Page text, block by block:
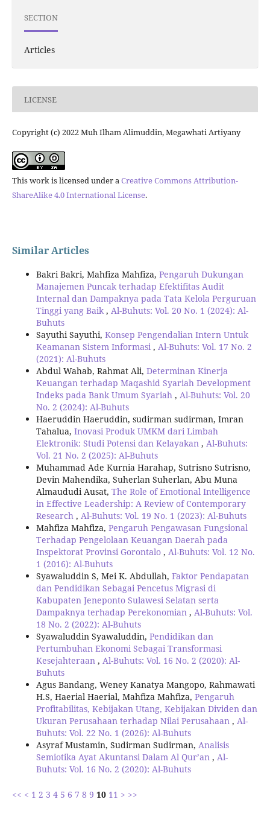
SECTION
Articles
LICENSE
Copyright (c) 2022 Muh Ilham Alimuddin, Megawhati Artiyany
This work is licensed under a Creative Commons Attribution-
ShareAlike 4.0 International License.
Similar Articles
Bakri Bakri, Mahfiza Mahfiza, Pengaruh Dukungan
Manajemen Puncak terhadap Efektifitas Audit
Internal dan Dampaknya pada Tata Kelola Perguruan
Tinggi yang Baik , Al-Buhuts: Vol. 20 No. 1 (2024): Al-
Buhuts
Sayuthi Sayuthi, Konsep Pengendalian Intern Untuk
Keamanan Sistem Informasi , Al-Buhuts: Vol. 17 No. 2
(2021): Al-Buhuts
Abdul Wahab, Rahmat Ali, Determinan Kinerja
Keuangan terhadap Maqashid Syariah Development
Indeks pada Bank Umum Syariah , Al-Buhuts: Vol. 20
No. 2 (2024): Al-Buhuts
Haeruddin Haeruddin, sudirman sudirman, Imran
Tahalua, Inovasi Produk UMKM dari Limbah
Elektronik: Studi Potensi dan Kelayakan , Al-Buhuts:
Vol. 21 No. 2 (2025): Al-Buhuts
Muhammad Ade Kurnia Harahap, Sutrisno Sutrisno,
Devin Mahendika, Suherlan Suherlan, Abu Muna
Almaududi Ausat, The Role of Emotional Intelligence
in Effective Leadership: A Review of Contemporary
Research , Al-Buhuts: Vol. 19 No. 1 (2023): Al-Buhuts
Mahfiza Mahfiza, Pengaruh Pengawasan Fungsional
Terhadap Pengelolaan Keuangan Daerah pada
Inspektorat Provinsi Gorontalo , Al-Buhuts: Vol. 12 No.
1 (2016): Al-Buhuts
Syawaluddin S, Mei K. Abdullah, Faktor Pendapatan
dan Pendidikan Sebagai Pencetus Migrasi di
Kabupaten Jeneponto Sulawesi Selatan serta
Dampaknya terhadap Perekonomian , Al-Buhuts: Vol.
18 No. 2 (2022): Al-Buhuts
Syawaluddin Syawaluddin, Pendidikan dan
Pertumbuhan Ekonomi Sebagai Transformasi
Kesejahteraan , Al-Buhuts: Vol. 16 No. 2 (2020): Al-
Buhuts
Agus Bandang, Weney Kanatya Mangopo, Rahmawati
H.S, Haerial Haerial, Mahfiza Mahfiza, Pengaruh
Profitabilitas, Kebijakan Utang, Kebijakan Dividen dan
Ukuran Perusahaan terhadap Nilai Perusahaan , Al-
Buhuts: Vol. 22 No. 1 (2026): Al-Buhuts
Asyraf Mustamin, Sudirman Sudirman, Analisis
Semiotika Ayat Akuntansi Dalam Al Qur’an , Al-
Buhuts: Vol. 16 No. 2 (2020): Al-Buhuts
<< < 1 2 3 4 5 6 7 8 9 10 11 > >>